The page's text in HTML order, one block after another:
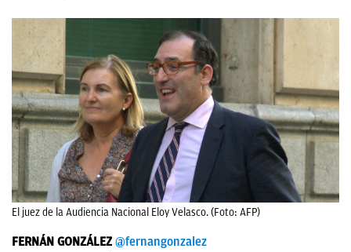
El juez de la Audiencia Nacional Eloy Velasco. (Foto: AFP)
FERNÁN GONZÁLEZ @fernangonzalez